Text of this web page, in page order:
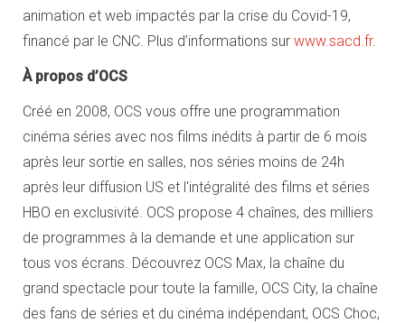
animation et web impactés par la crise du Covid-19,
financé par le CNC. Plus d’informations sur www.sacd.fr.
À propos d’OCS
Créé en 2008, OCS vous offre une programmation
cinéma séries avec nos films inédits à partir de 6 mois
après leur sortie en salles, nos séries moins de 24h
après leur diffusion US et l'intégralité des films et séries
HBO en exclusivité. OCS propose 4 chaînes, des milliers
de programmes à la demande et une application sur
tous vos écrans. Découvrez OCS Max, la chaîne du
grand spectacle pour toute la famille, OCS City, la chaîne
des fans de séries et du cinéma indépendant, OCS Choc,